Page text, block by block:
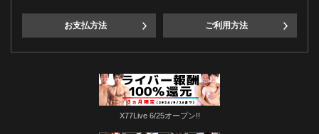
お支払方法 ご利用方法
X77Live 6/25オープン!!